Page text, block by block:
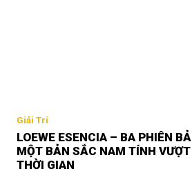
Giải Trí
LOEWE ESENCIA – BA PHIÊN
MỘT BẢN SẮC NAM TÍNH VƯỢT
THỜI GIAN